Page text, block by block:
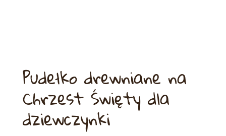
Pudełko drewniane na
Chrzest Święty dla
dziewczynki